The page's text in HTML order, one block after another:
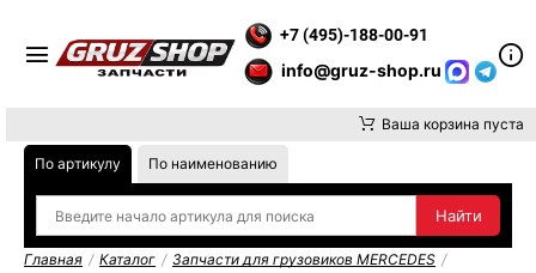
+7 (495)-188-00-91
info@gruz-shop.ru
Ваша корзина пуста
По артикулу По наименованию
Главная / Каталог / Запчасти для грузовиков MERCEDES /